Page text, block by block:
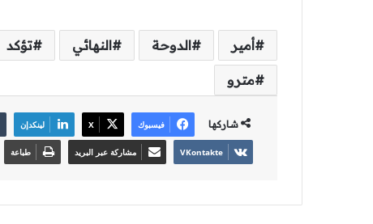
أمير الدوحة النهائي تؤكد
مترو
شاركها فيسبوك ‫X لينكدإن
مشاركة عبر البريد طباعة